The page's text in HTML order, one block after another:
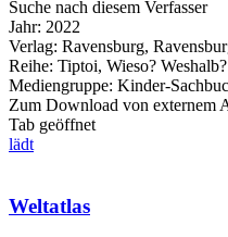
Suche nach diesem Verfasser
Jahr: 2022
Verlag: Ravensburg,
Reihe: Tiptoi, Wieso?
Mediengruppe: Kinder-
Zum Download von externem
Tab geöffnet
lädt
Weltatlas